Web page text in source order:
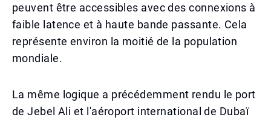
peuvent être accessibles avec des connexions à
faible latence et à haute bande passante. Cela
représente environ la moitié de la population
mondiale.
La même logique a précédemment rendu le port
de Jebel Ali et l'aéroport international de Dubaï